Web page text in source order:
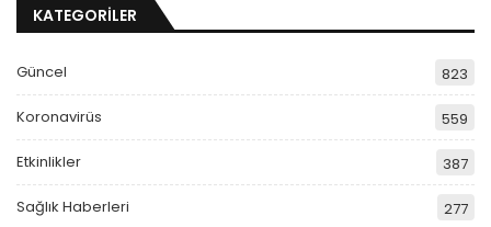
KATEGORİLER
Güncel 823
Koronavirüs 559
Etkinlikler 387
Sağlık Haberleri 277